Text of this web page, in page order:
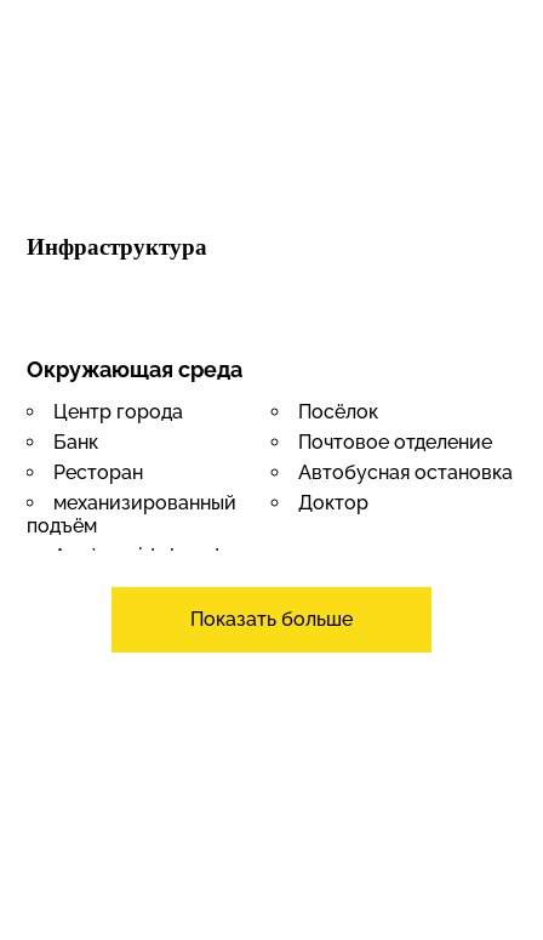
Инфраструктура
Окружающая среда
Центр города
Посёлок
Банк
Почтовое отделение
Ресторан
Автобусная остановка
механизированный
подъём
Доктор
Accès poids lourd
Показать больше